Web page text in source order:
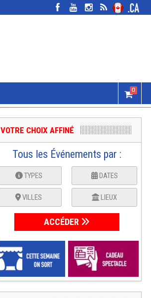
0
VOTRE CHOIX AFFINÉ
Tous les Événements par :
TYPES DATES
VILLES LIEUX
ACCÉDER